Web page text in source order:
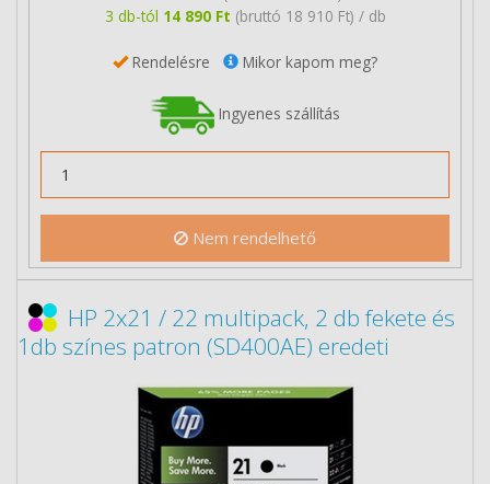
3 db-tól 14 890 Ft (bruttó 18 910 Ft) / db
Rendelésre Mikor kapom meg?
Ingyenes szállítás
Nem rendelhető
HP 2x21 / 22 multipack, 2 db fekete és
1db színes patron (SD400AE) eredeti